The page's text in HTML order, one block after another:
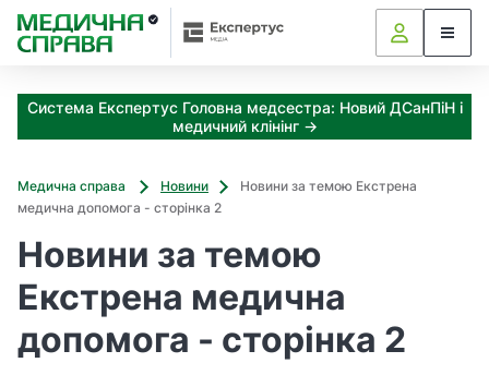
Система Експертус Головна медсестра: Новий ДСанПіН і
медичний клінінг →
Медична справа Новини
Новини за темою Екстрена
медична допомога - сторінка 2
Новини за темою
Екстрена медична
допомога - сторінка 2
З
а
к
з
о
и
м
а